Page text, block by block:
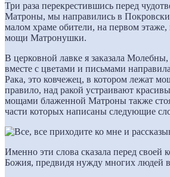
Три раза перекрестившись перед
Матроны, мы направились в
малом храме обители, на первом
мощи Матронушки.
В церковной лавке я заказала
вместе с цветами и письмами
Рака, это ковчежец, в котором лежат
правило, над ракой устраивают
мощами блаженной Матроны также
части которых написаны следующие
Именно эти слова сказала перед своей
Божия, предвидя нужду многих людей в